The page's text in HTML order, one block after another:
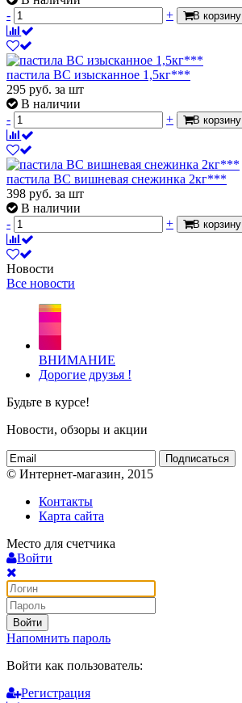
-
+ В корзину
пастила ВС изысканное 1,5кг***
295 руб. за шт
В наличии
-
+ В корзину
пастила ВС вишневая снежинка 2кг***
398 руб. за шт
В наличии
-
+ В корзину
Новости
Все новости
ВНИМАНИЕ
Дорогие друзья !
Будьте в курсе!
Новости, обзоры и акции
Подписаться
© Интернет-магазин, 2015
Контакты
Карта сайта
Место для счетчика
Войти
Войти
Напомнить пароль
Войти как пользователь:
Регистрация